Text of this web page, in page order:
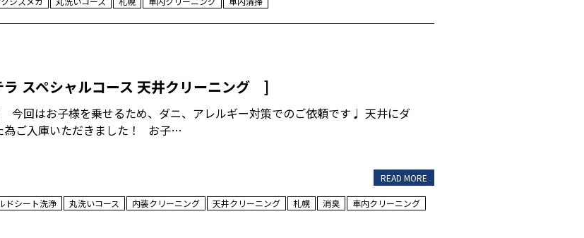
ラ スペシャルコース 天井クリーニング ]
今回はお子様を乗せるため、ダニ、アレルギー対策でのご依頼です♩ 天井にダ
為ご入庫いただきました！ お子…
READ MORE
ドシート洗浄 丸洗いコース 内装クリーニング 天井クリーニング 札幌 消臭
車内クリーニング